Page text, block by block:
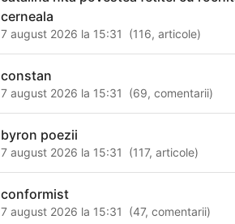
cerneala
7 august 2026 la 15:31 (116,articole)
constan
7 august 2026 la 15:31 (69,comentarii)
byron poezii
7 august 2026 la 15:31 (117,articole)
conformist
7 august 2026 la 15:31 (47,comentarii)